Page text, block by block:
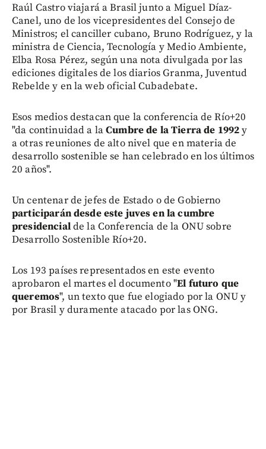
Raúl Castro viajará a Brasil junto a Miguel Díaz-
Canel, uno de los vicepresidentes del Consejo de
Ministros; el canciller cubano, Bruno Rodríguez, y la
ministra de Ciencia, Tecnología y Medio Ambiente,
Elba Rosa Pérez, según una nota divulgada por las
ediciones digitales de los diarios Granma, Juventud
Rebelde y en la web oficial Cubadebate.
Esos medios destacan que la conferencia de Río+20
"da continuidad a laCumbre de la Tierra de 1992y
a otras reuniones de alto nivel que en materia de
desarrollo sostenible se han celebrado en los últimos
20 años".
Un centenar de jefes de Estado o de Gobierno
participarán desde este juves en la cumbre
presidencialde la Conferencia de la ONU sobre
Desarrollo Sostenible Río+20.
Los 193 países representados en este evento
aprobaron el martes el documento "El futuro que
queremos", un texto que fue elogiado por la ONU y
por Brasil y duramente atacado por las ONG.